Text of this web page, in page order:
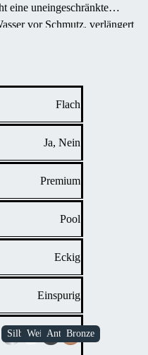
eine uneingeschränkte
vor Schmutz, verlängert
Der
erlaubt es, die Überdachung
Flach
Ja, Nein
Premium
Pool
Eckig
Einspurig